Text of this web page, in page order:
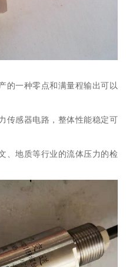
的一种零点和满量程输出可以
传感器电路，整体性能稳定可
、地质等行业的流体压力的检